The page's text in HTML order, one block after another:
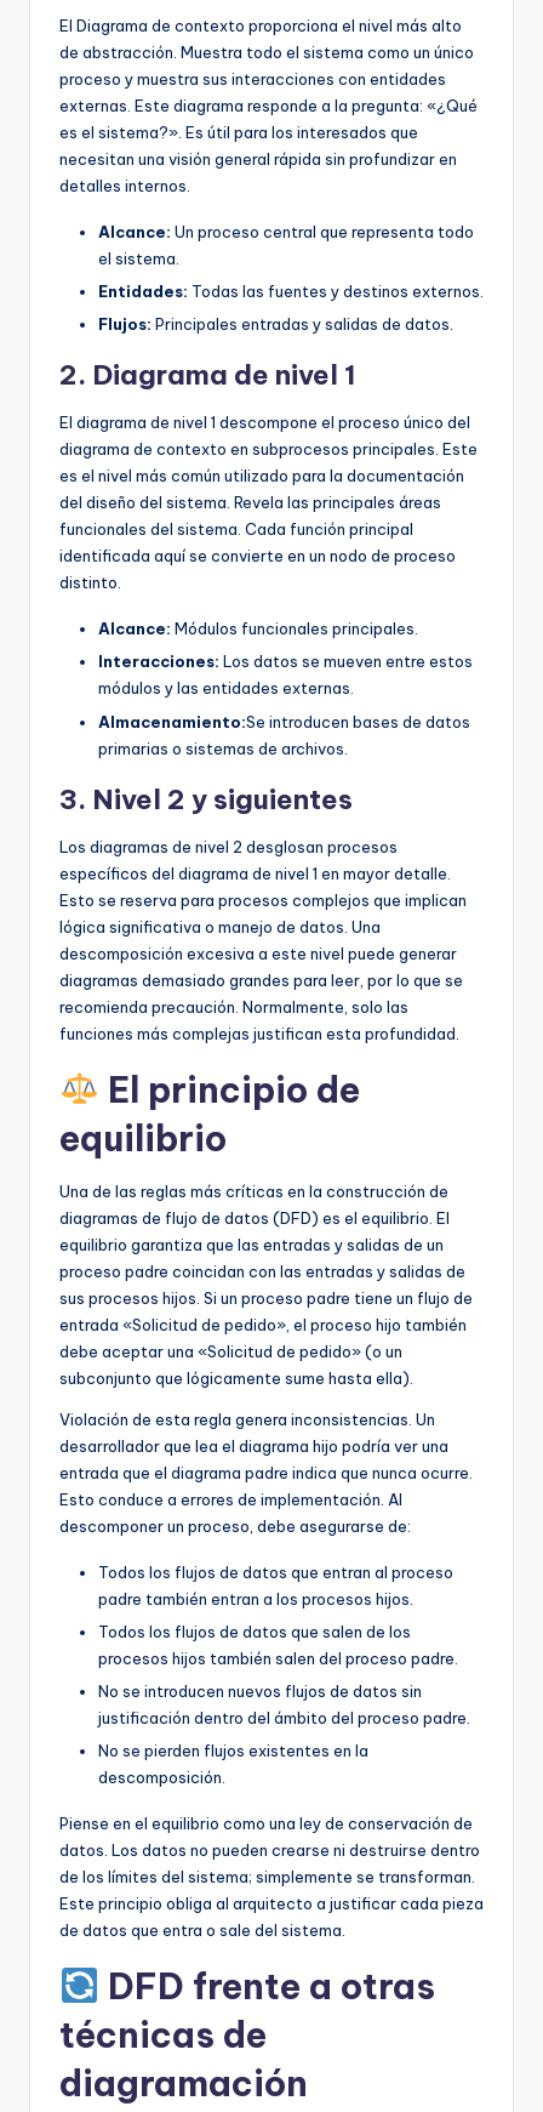
El Diagrama de contexto proporciona el nivel más alto
de abstracción. Muestra todo el sistema como un único
proceso y muestra sus interacciones con entidades
externas. Este diagrama responde a la pregunta: «¿Qué
es el sistema?». Es útil para los interesados que
necesitan una visión general rápida sin profundizar en
detalles internos.
Alcance: Un proceso central que representa todo
el sistema.
Entidades: Todas las fuentes y destinos externos.
Flujos: Principales entradas y salidas de datos.
2. Diagrama de nivel 1
El diagrama de nivel 1 descompone el proceso único del
diagrama de contexto en subprocesos principales. Este
es el nivel más común utilizado para la documentación
del diseño del sistema. Revela las principales áreas
funcionales del sistema. Cada función principal
identificada aquí se convierte en un nodo de proceso
distinto.
Alcance: Módulos funcionales principales.
Interacciones: Los datos se mueven entre estos
módulos y las entidades externas.
Almacenamiento:Se introducen bases de datos
primarias o sistemas de archivos.
3. Nivel 2 y siguientes
Los diagramas de nivel 2 desglosan procesos
específicos del diagrama de nivel 1 en mayor detalle.
Esto se reserva para procesos complejos que implican
lógica significativa o manejo de datos. Una
descomposición excesiva a este nivel puede generar
diagramas demasiado grandes para leer, por lo que se
recomienda precaución. Normalmente, solo las
funciones más complejas justifican esta profundidad.
El principio de
equilibrio
Una de las reglas más críticas en la construcción de
diagramas de flujo de datos (DFD) es el equilibrio. El
equilibrio garantiza que las entradas y salidas de un
proceso padre coincidan con las entradas y salidas de
sus procesos hijos. Si un proceso padre tiene un flujo de
entrada «Solicitud de pedido», el proceso hijo también
debe aceptar una «Solicitud de pedido» (o un
subconjunto que lógicamente sume hasta ella).
Violación de esta regla genera inconsistencias. Un
desarrollador que lea el diagrama hijo podría ver una
entrada que el diagrama padre indica que nunca ocurre.
Esto conduce a errores de implementación. Al
descomponer un proceso, debe asegurarse de:
Todos los flujos de datos que entran al proceso
padre también entran a los procesos hijos.
Todos los flujos de datos que salen de los
procesos hijos también salen del proceso padre.
No se introducen nuevos flujos de datos sin
justificación dentro del ámbito del proceso padre.
No se pierden flujos existentes en la
descomposición.
Piense en el equilibrio como una ley de conservación de
datos. Los datos no pueden crearse ni destruirse dentro
de los límites del sistema; simplemente se transforman.
Este principio obliga al arquitecto a justificar cada pieza
de datos que entra o sale del sistema.
DFD frente a otras
técnicas de
diagramación